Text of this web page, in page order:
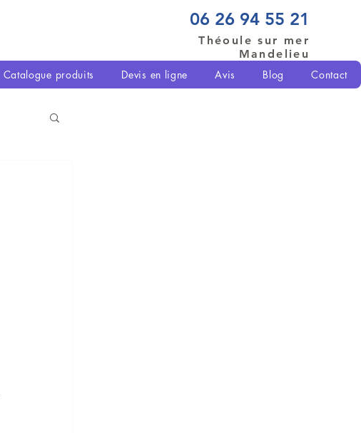
06 26 94 55 21
Théoule sur mer
Mandelieu
Catalogue produits Devis en ligne Avis Blog Contact